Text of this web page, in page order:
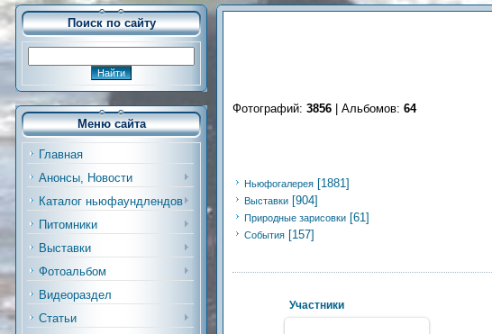
Поиск по сайту
Меню сайта
Главная
Анонсы, Новости
Каталог ньюфаундлендов
Питомники
Выставки
Фотоальбом
Видеораздел
Статьи
Фотографий: 3856 | Альбомов: 64
Ньюфогалерея [1881]
Выставки [904]
Природные зарисовки [61]
События [157]
Участники